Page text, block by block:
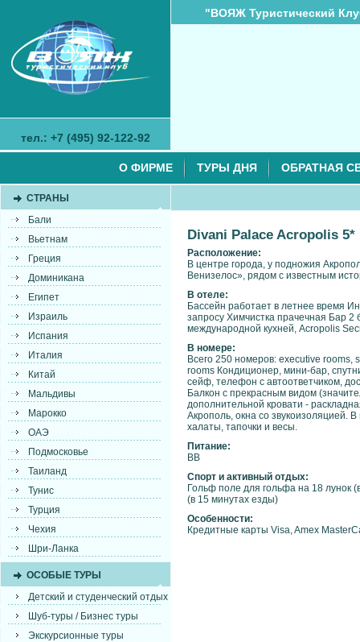
тел.: +7 (495) 92-122-92
"ВОЯЖ Туристический
О ФИРМЕ ТУРЫ ДНЯ ОБРАТНАЯ
СТРАНЫ
Бали
Вьетнам
Греция
Доминикана
Египет
Израиль
Испания
Италия
Китай
Мальдивы
Марокко
ОАЭ
Подмосковье
Таиланд
Тунис
Турция
Чехия
Шри-Ланка
ОСОБЫЕ ТУРЫ
Детский и студенческий отдых
Шуб-туры / Бизнес туры
Экскурсионные туры
Divani Palace Acropolis 5*
Расположение:
В центре города, у подножия
Венизелос», рядом с известным
В отеле:
Бассейн работает в летнее время
запросу Химчистка прачечная Бар
международной кухней, Acropolis
В номере:
Всего 250 номеров: executive rooms,
rooms Кондиционер, мини-бар,
сейф, телефон с автоответчиком,
Балкон с прекрасным видом
дополнительной кровати -
Акрополь, окна со звукоизоляцией.
халаты, тапочки и весы.
Питание:
ВВ
Спорт и активный отдых:
Гольф поле для гольфа на 18 лунок
(в 15 минутах езды)
Особенности:
Кредитные карты Visa, Amex